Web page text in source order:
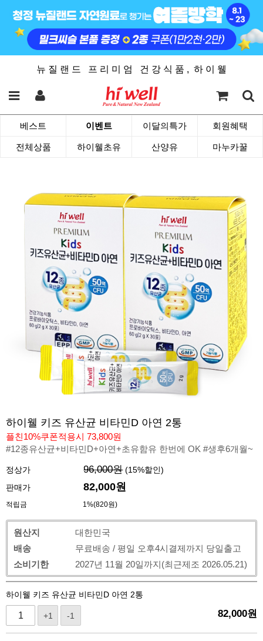
뉴 질 랜 드 프 리 미 엄 건 강 식 품 , 하 이 웰
베스트 이벤트 이달의특가 회원혜택
전체상품 하이웰초유 산양유 마누카꿀
하이웰 키즈 유산균 비타민D 아연 2통
플친10%쿠폰적용시 73,800원
#12종유산균+비타민D+아연+초유함유 한번에 OK #생후6개월~
정상가 96,000원 (15%할인)
판매가
82,000원
적립금 1%(820원)
원산지
대한민국
배송
무료배송 / 평일 오후4시결제까지 당일출고
소비기한
2027년 11월 20일까지(최근제조 2026.05.21)
하이웰 키즈 유산균 비타민D 아연 2통
+1 -1 82,000원